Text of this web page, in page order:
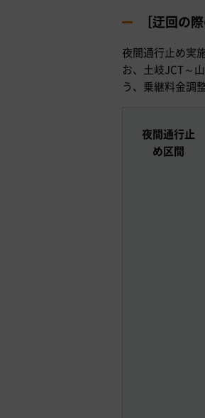
［迂回の
夜間通行止め実
お、土岐JCT～
う、乗継料金調
夜間通行止
め区間